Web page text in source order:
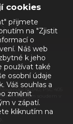
861/40, PSČ 405
Městským soudem v
cookies
přijmete
na "Zjistit
o
Náš web
k jeho
používat také
osobní údaje
Váš souhlas a
změnit
v zápatí.
kliknutím na